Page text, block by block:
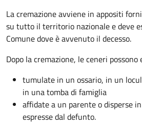
La cremazione avviene in appositi
su tutto il territorio nazionale e deve
Comune dove è avvenuto il decesso.
Dopo la cremazione, le ceneri possono
tumulate in un ossario, in un
in una tomba di famiglia
affidate a un parente o disperse
espresse dal defunto.